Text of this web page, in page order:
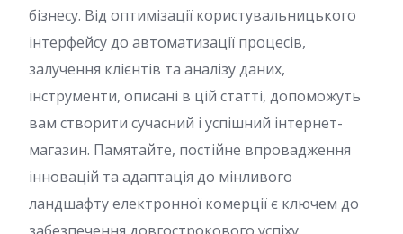
бізнесу. Від оптимізації користувальницького
інтерфейсу до автоматизації процесів,
залучення клієнтів та аналізу даних,
інструменти, описані в цій статті, допоможуть
вам створити сучасний і успішний інтернет-
магазин. Памятайте, постійне впровадження
інновацій та адаптація до мінливого
ландшафту електронної комерції є ключем до